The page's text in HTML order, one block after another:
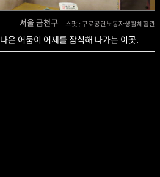
서울 금천구 | 스팟 : 구로공단노동자생활체험관
온 어둠이 어제를 잠식해 나가는 이곳.